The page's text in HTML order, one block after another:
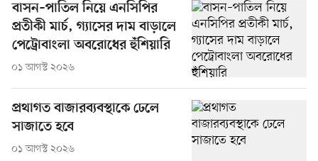
বাসন–পাতিল নিয়ে এনসিপির
প্রতীকী মার্চ, গ্যাসের দাম বাড়ালে
পেট্রোবাংলা অবরোধের হুঁশিয়ারি
০১ আগস্ট ২০২৬
প্রথাগত বাজারব্যবস্থাকে ঢেলে
সাজাতে হবে
০১ আগস্ট ২০২৬